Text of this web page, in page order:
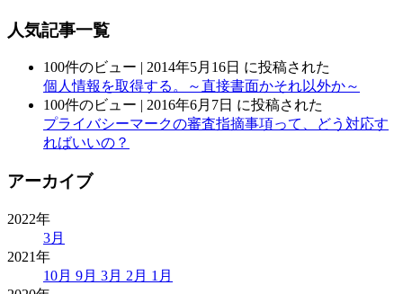
人気記事一覧
100件のビュー | 2014年5月16日 に投稿された
個人情報を取得する。～直接書面かそれ以外か～
100件のビュー | 2016年6月7日 に投稿された
プライバシーマークの審査指摘事項って、どう対応す
ればいいの？
アーカイブ
2022年
3月
2021年
10月 9月 3月 2月 1月